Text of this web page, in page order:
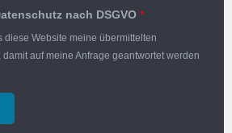
nach DSGVO *
diese Website meine übermittelten
damit auf meine Anfrage geantwortet werden